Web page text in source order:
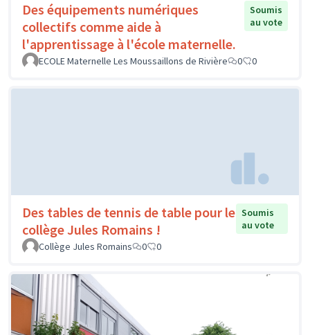
Des équipements numériques
collectifs comme aide à
l'apprentissage à l'école maternelle.
Soumis
au vote
ECOLE Maternelle Les Moussaillons de Rivière 0 0
Des tables de tennis de table pour le
collège Jules Romains !
Soumis
au vote
Collège Jules Romains
0 0